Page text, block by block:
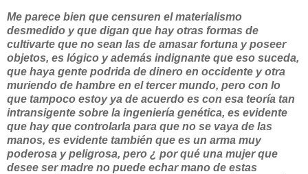
Me parece bien que censuren el materialismo
desmedido y que digan que hay otras formas de
cultivarte que no sean las de amasar fortuna y poseer
objetos, es lógico y además indignante que eso suceda,
que haya gente podrida de dinero en occidente y otra
muriendo de hambre en el tercer mundo, pero con lo
que tampoco estoy ya de acuerdo es con esa teoría tan
intransigente sobre la ingeniería genética, es evidente
que hay que controlarla para que no se vaya de las
manos, es evidente también que es un arma muy
poderosa y peligrosa, pero ¿ por qué una mujer que
desee ser madre no puede echar mano de estas